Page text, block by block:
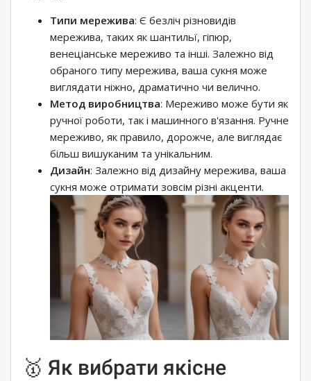
Типи мережива: Є безліч різновидів
мережива, таких як шантильї, гіпюр,
венеціанське мереживо та інші. Залежно від
обраного типу мережива, ваша сукня може
виглядати ніжно, драматично чи велично.
Метод виробництва: Мереживо може бути як
ручної роботи, так і машинного в'язання. Ручне
мереживо, як правило, дорожче, але виглядає
більш вишуканим та унікальним.
Дизайн: Залежно від дизайну мережива, ваша
сукня може отримати зовсім різні акценти.
🥇 Як вибрати якісне